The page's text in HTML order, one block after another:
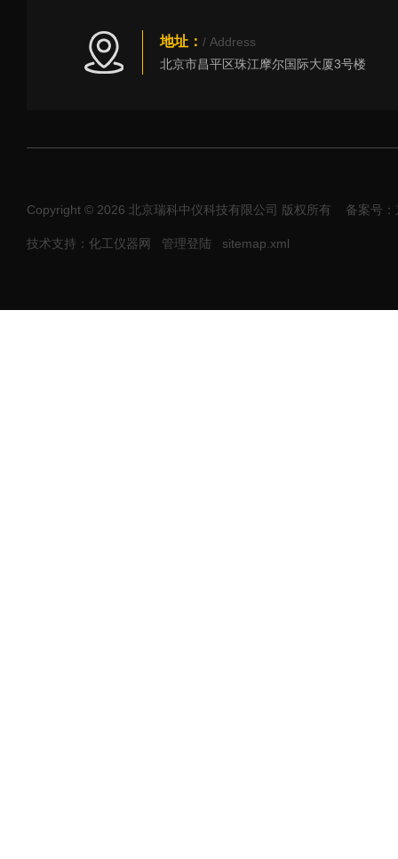
地址： / Address
北京市昌平区珠江摩尔国际大厦3号楼
Copyright © 2026 北京瑞科中仪科技有限公司 版权所有 备案号
技术支持：化工仪器网 管理登陆 sitemap.xml